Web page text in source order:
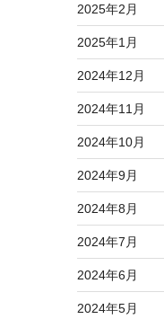
2025年2月
2025年1月
2024年12月
2024年11月
2024年10月
2024年9月
2024年8月
2024年7月
2024年6月
2024年5月